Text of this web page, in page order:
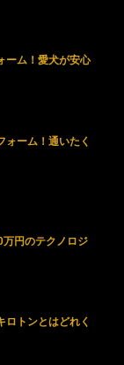
ーム！愛犬が安心
ォーム！通いたく
円のテクノロジ
ロトンとはどれく